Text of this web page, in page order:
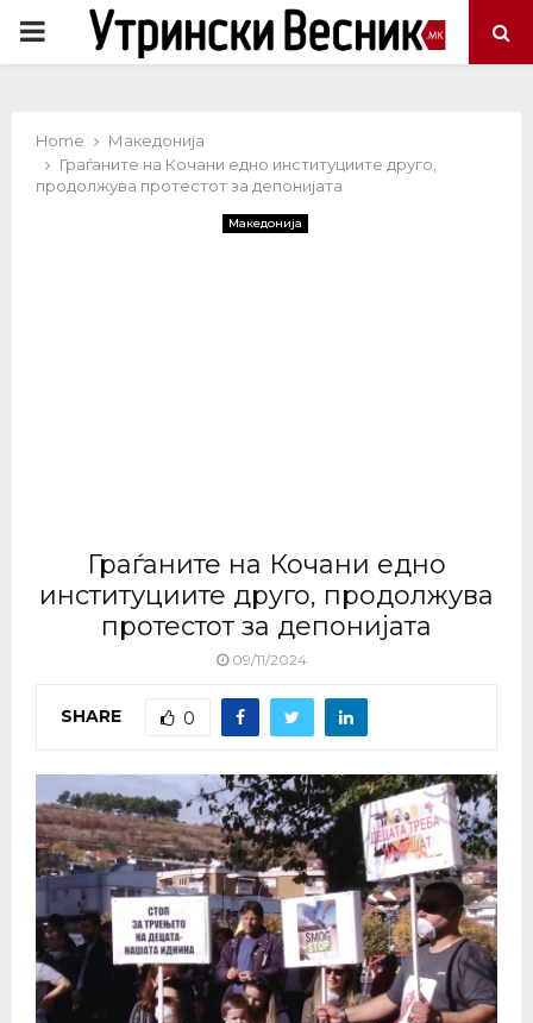
PRIMARY
Home
Македонија
Граѓаните на Кочани едно институциите друго,
продолжува протестот за депонијата
Македонија
Граѓаните на Кочани едно
институциите друго, продолжува
протестот за депонијата
09/11/2024
SHARE 0